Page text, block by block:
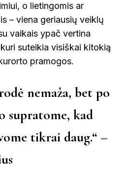
o lietingomis ar
– viena geriausių veiklų
vaikais ypač vertina
suteikia visiškai kitokią
pramogos.
nemaža, bet po
supratome, kad
tikrai daug.“ –